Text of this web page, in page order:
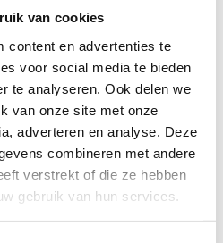
van cookies
content en advertenties te
voor social media te bieden
te analyseren. Ook delen we
van onze site met onze
adverteren en analyse. Deze
combineren met andere
verstrekt of die ze hebben
gebruik van hun services.